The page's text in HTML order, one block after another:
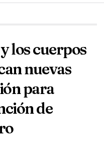
los cuerpos
nuevas
para
de